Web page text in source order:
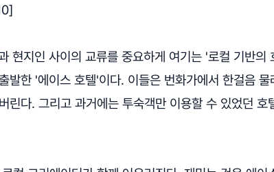
현지인 사이의 교류를 중요하게 여기는 '로컬 기반의
발한 '에이스 호텔'이다. 이들은 번화가에서 한걸음
린다. 그리고 과거에는 투숙객만 이용할 수 있었던 호